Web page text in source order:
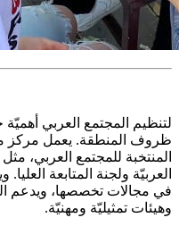
لتنظيم المجتمع العربي
ظروف المنطقة. يعمل مركز
المنتخبة للمجتمع العربي،
العربيّة ولجنة المتابعة
في مجالات تخصصها، ويدعم
وهيئات تمثيليّة ومهنيّة.